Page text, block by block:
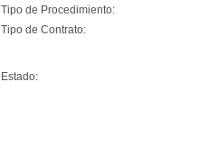
Tipo de Procedimiento:
Tipo de Contrato:
Estado: